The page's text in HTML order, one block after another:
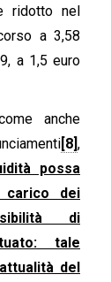
ridotto nel
a 3,58
a 1,5 euro
anche
[8],
possa
dei
di
tale
del